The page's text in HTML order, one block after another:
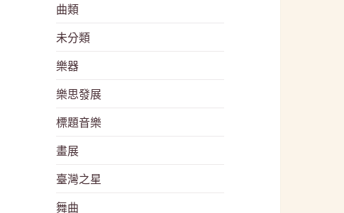
曲類
未分類
樂器
樂思發展
標題音樂
畫展
臺灣之星
舞曲